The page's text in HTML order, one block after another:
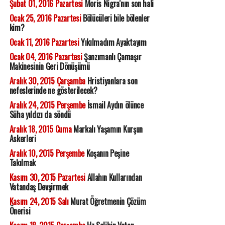
Şubat 01, 2016 PazartesiMoris Nigra'nın son hali
Ocak 25, 2016 PazartesiBölücüleri bile bölenler
kim?
Ocak 11, 2016 PazartesiYıkılmadım Ayaktayım
Ocak 04, 2016 PazartesiŞanzımanlı Çamaşır
Makinesinin Geri Dönüşümü
Aralık 30, 2015 ÇarşambaHristiyanlara son
nefeslerinde ne gösterilecek?
Aralık 24, 2015 Perşembeİsmail Aydın ölünce
Süha yıldızı da söndü
Aralık 18, 2015 CumaMarkalı Yaşamın Kurşun
Askerleri
Aralık 10, 2015 PerşembeKoşanın Peşine
Takılmak
Kasım 30, 2015 PazartesiAllahın Kullarından
Vatandaş Devşirmek
Kasım 24, 2015 SalıMurat Öğretmenin Çözüm
Önerisi